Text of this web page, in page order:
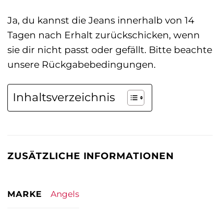
Ja, du kannst die Jeans innerhalb von 14
Tagen nach Erhalt zurückschicken, wenn
sie dir nicht passt oder gefällt. Bitte beachte
unsere Rückgabebedingungen.
Inhaltsverzeichnis
ZUSÄTZLICHE INFORMATIONEN
MARKE Angels